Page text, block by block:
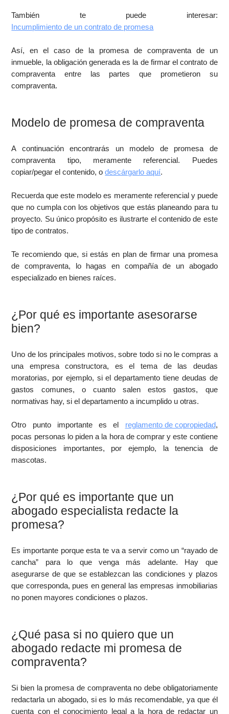
También te puede interesar:
Incumplimiento de un contrato de promesa
Así, en el caso de la promesa de compraventa de un
inmueble, la obligación generada es la de firmar el contrato de
compraventa entre las partes que prometieron su
compraventa.
Modelo de promesa de compraventa
A continuación encontrarás un modelo de promesa de
compraventa tipo, meramente referencial. Puedes
copiar/pegar el contenido, odescárgarlo aquí.
Recuerda que este modelo es meramente referencial y puede
que no cumpla con los objetivos que estás planeando para tu
proyecto. Su único propósito es ilustrarte el contenido de este
tipo de contratos.
Te recomiendo que, si estás en plan de firmar una promesa
de compraventa, lo hagas en compañía de un abogado
especializado en bienes raíces.
¿Por qué es importante asesorarse
bien?
Uno de los principales motivos, sobre todo si no le compras a
una empresa constructora, es el tema de las deudas
moratorias, por ejemplo, si el departamento tiene deudas de
gastos comunes, o cuanto salen estos gastos, que
normativas hay, si el departamento a incumplido u otras.
Otro punto importante es el reglamento de copropiedad,
pocas personas lo piden a la hora de comprar y este contiene
disposiciones importantes, por ejemplo, la tenencia de
mascotas.
¿Por qué es importante que un
abogado especialista redacte la
promesa?
Es importante porque esta te va a servir como un “rayado de
cancha” para lo que venga más adelante. Hay que
asegurarse de que se establezcan las condiciones y plazos
que corresponda, pues en general las empresas inmobiliarias
no ponen mayores condiciones o plazos.
¿Qué pasa si no quiero que un
abogado redacte mi promesa de
compraventa?
Si bien la promesa de compraventa no debe obligatoriamente
redactarla un abogado, si es lo más recomendable, ya que él
cuenta con el conocimiento legal a la hora de redactar un